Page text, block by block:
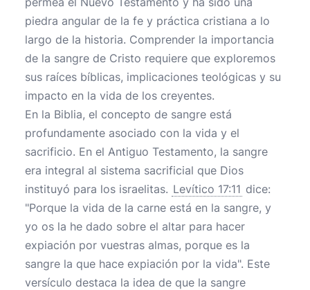
piedra angular de la fe y práctica cristiana a lo
largo de la historia. Comprender la importancia
de la sangre de Cristo requiere que exploremos
sus raíces bíblicas, implicaciones teológicas y su
impacto en la vida de los creyentes.
En la Biblia, el concepto de sangre está
profundamente asociado con la vida y el
sacrificio. En el Antiguo Testamento, la sangre
era integral al sistema sacrificial que Dios
instituyó para los israelitas. Levítico 17:11 dice:
"Porque la vida de la carne está en la sangre, y
yo os la he dado sobre el altar para hacer
expiación por vuestras almas, porque es la
sangre la que hace expiación por la vida". Este
versículo destaca la idea de que la sangre